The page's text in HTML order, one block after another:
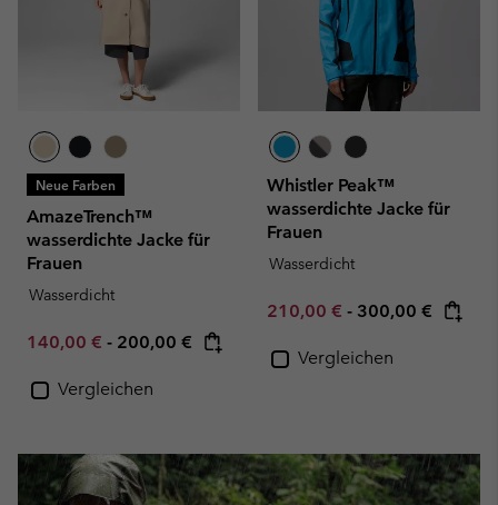
Neue Farben
AmazeTrench™
wasserdichte Jacke für
Frauen
Wasserdicht
Minimum sale price:
140,00 € - Maximum price:
200,00 €
Vergleichen
Whistler Peak™
wasserdichte Jacke für
Frauen
Wasserdicht
Minimum sale price:
210,00 € - Maximum price:
300,00 €
Vergleichen